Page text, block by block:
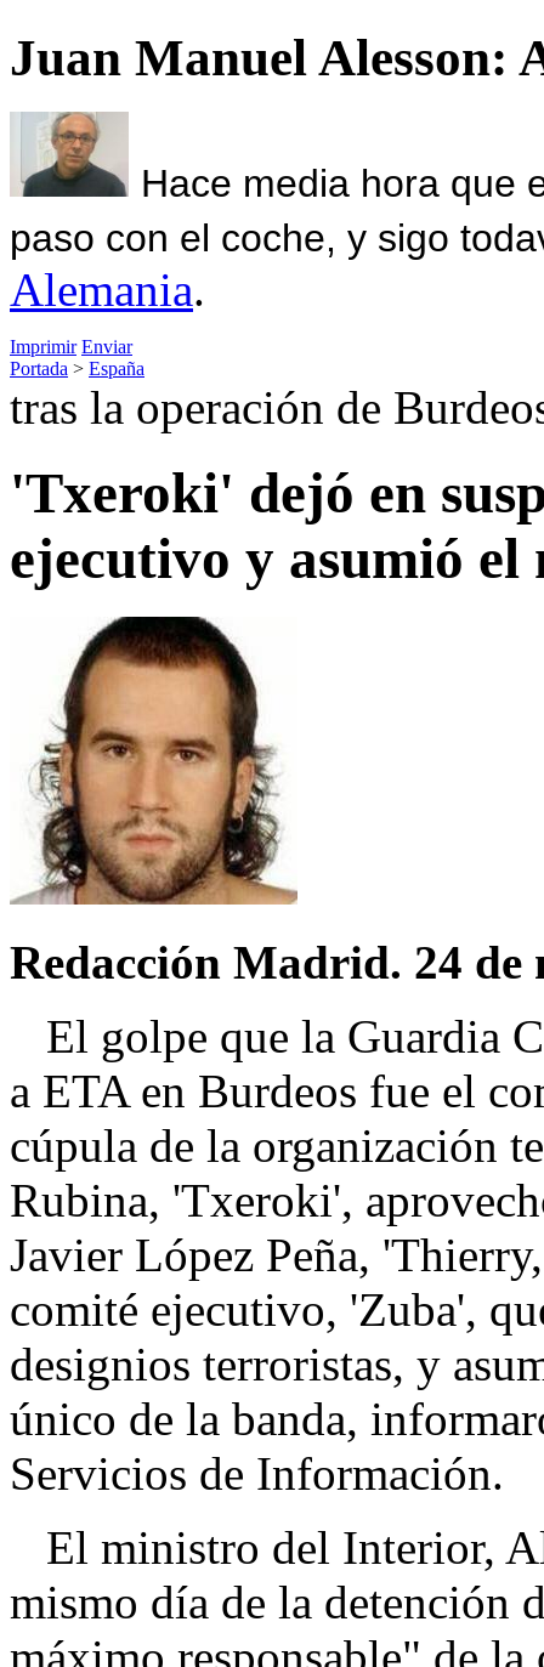
Juan Manuel Alesson:
Hace media hora que
paso con el coche, y sigo
Alemania.
Imprimir Enviar
Portada > España
tras la operación de
'Txeroki' dejó en
ejecutivo y asumió
Redacción Madrid. 24 de
El golpe que la Guardia
a ETA en Burdeos fue el
cúpula de la organización
Rubina, 'Txeroki',
Javier López Peña,
comité ejecutivo, 'Zuba',
designios terroristas, y
único de la banda,
Servicios de Información.
El ministro del Interior,
mismo día de la detención